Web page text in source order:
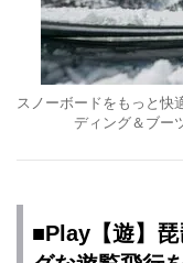
スノーボードをもっと快
ディング＆ブー
■Play【遊】